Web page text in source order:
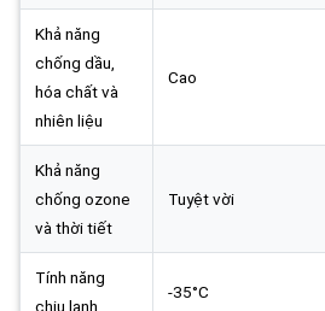
Khả năng
chống dầu,
hóa chất và
nhiên liệu
Cao
Khả năng
chống ozone
và thời tiết
Tuyệt vời
Tính năng
chịu lạnh
-35°C